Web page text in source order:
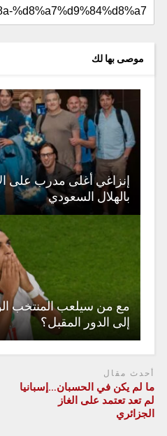
موصى بها لك
إنزاغي أغلى مدرب على
بالهلال السعودي
مع من سيلعب المنتخب
إلى الدور المقبل؟
أحدث مقال
ما لم يكن في الحسبان…إسبانيا
لم تعد تعتمد على الغاز
الجزائري